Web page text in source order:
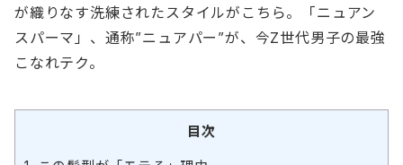
が織りなす洗練されたスタイルがこちら。「ニュアン
スパーマ」、通称”ニュアパー”が、今Z世代男子の最強
こなれテク。
目次